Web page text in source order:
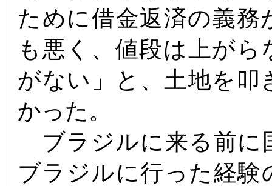
ために借金返済の義
も悪く、値段は上が
がない」と、土地を
かった。
ブラジルに来る前に
ブラジルに行った経